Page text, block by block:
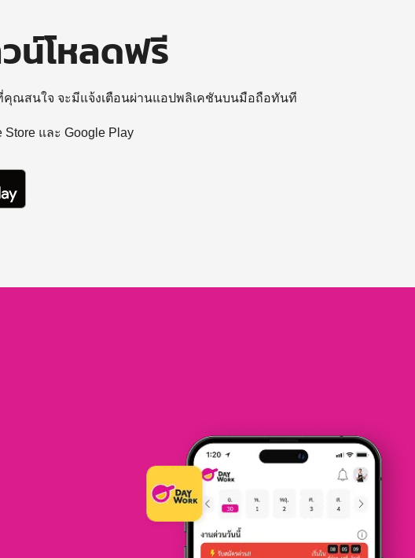
น์โหลดฟรี
คุณสนใจ จะมีแจ้งเตือนผ่านแอปพลิเคชันบนมือถือทันที
และ Google Play